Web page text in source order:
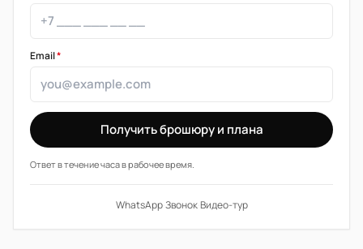
Email*
Получить брошюру и плана
Ответ в течение часа в рабочее время.
WhatsApp·Звонок·Видео-тур